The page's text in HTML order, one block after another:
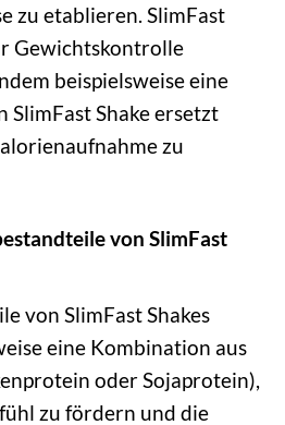
zu etablieren. SlimFast
Gewichtskontrolle
beispielsweise eine
SlimFast Shake ersetzt
zu
von SlimFast
von SlimFast Shakes
eine Kombination aus
oder Sojaprotein),
zu fördern und die